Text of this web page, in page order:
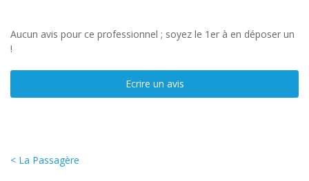
Aucun avis pour ce professionnel ; soyez le 1er à en déposer un
!
Ecrire un avis
< La Passagère